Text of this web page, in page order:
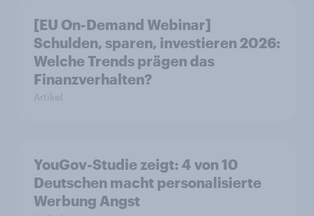
[EU On-Demand Webinar]
Schulden, sparen, investieren 2026:
Welche Trends prägen das
Finanzverhalten?
Artikel
YouGov-Studie zeigt: 4 von 10
Deutschen macht personalisierte
Werbung Angst